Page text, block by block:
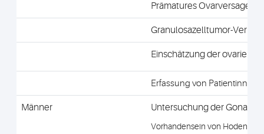
Prämatures Ovarversagen
Granulosazelltumor-
Einschätzung der
Erfassung von Patientinnen
Männer Untersuchung der
Vorhandensein von Hoden